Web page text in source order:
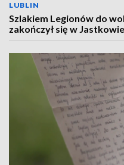
LUBLIN
Szlakiem Legionów do
zakończył się w Jastkowie